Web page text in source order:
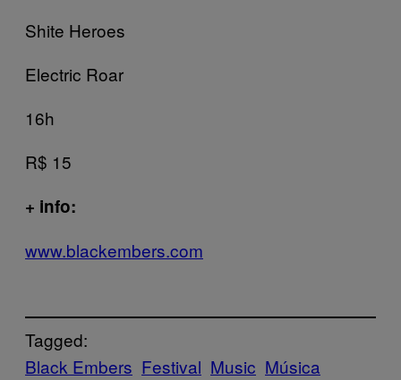
Shite Heroes
Electric Roar
16h
R$ 15
+ info:
www.blackembers.com
Tagged:
Black Embers Festival Music Música